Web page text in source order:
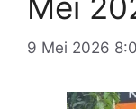
9 Mei 2026